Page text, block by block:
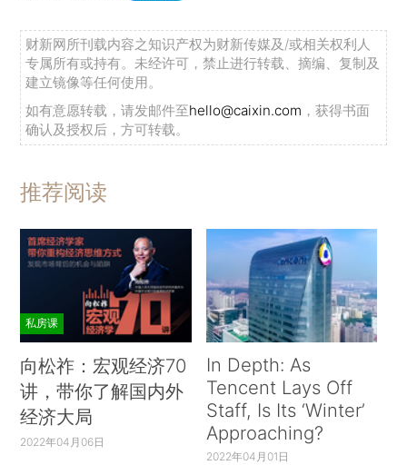
财新网所刊载内容之知识产权为财新传媒及/或相关权利人
专属所有或持有。未经许可，禁止进行转载、摘编、复制及
建立镜像等任何使用。
如有意愿转载，请发邮件至hello@caixin.com ，获得书面
确认及授权后，方可转载。
推荐阅读
私房课
向松祚：宏观经济70
讲，带你了解国内外
经济大局
2022年04月06日
In Depth: As
Tencent Lays Off
Staff, Is Its ‘Winter’
Approaching?
2022年04月01日